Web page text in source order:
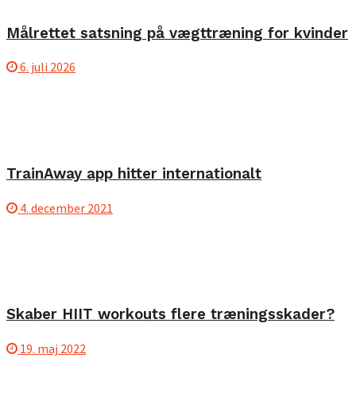
Målrettet satsning på vægttræning for kvinder
6. juli 2026
TrainAway app hitter internationalt
4. december 2021
Skaber HIIT workouts flere træningsskader?
19. maj 2022